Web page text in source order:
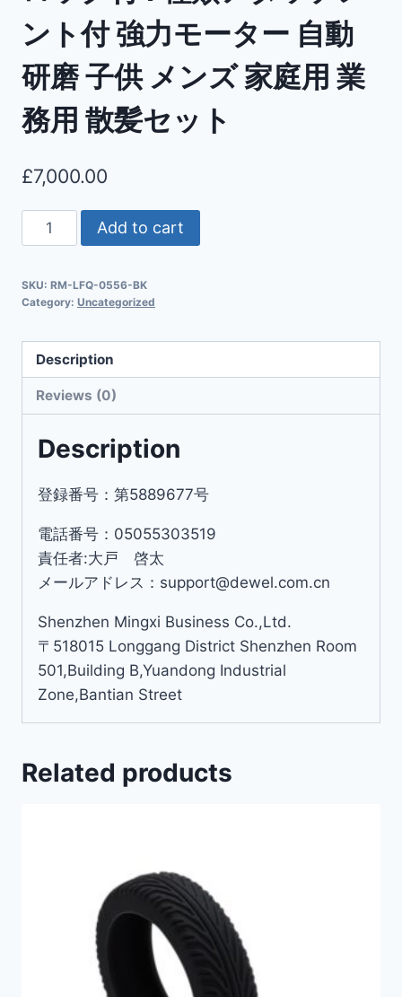
ント付 強力モーター 自動
研磨 子供 メンズ 家庭用 業
務用 散髪セット
£7,000.00
Add to cart
SKU: RM-LFQ-0556-BK
Category: Uncategorized
Description
Reviews (0)
Description
登録番号：第5889677号
電話番号：05055303519
責任者:大戸 啓太
メールアドレス：support@dewel.com.cn
Shenzhen Mingxi Business Co.,Ltd.
〒518015 Longgang District Shenzhen Room
501,Building B,Yuandong Industrial
Zone,Bantian Street
Related products